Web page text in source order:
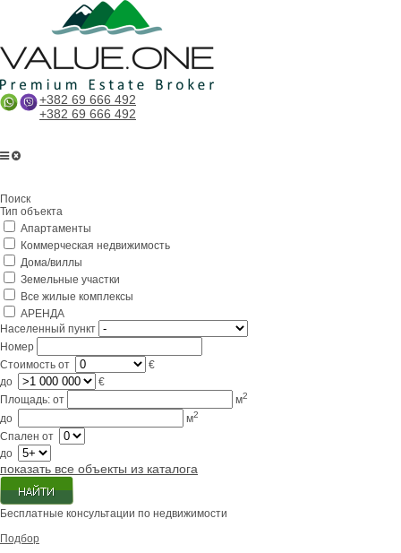
+382 69 666 492
+382 69 666 492
Lifestyle
Контакты
Поиск
Тип объекта
Апартаменты
Коммерческая недвижимость
Дома/виллы
Земельные участки
Все жилые комплексы
АРЕНДА
Населенный пункт
Номер
Стоимость от
€
до
€
Площадь: от м2
до м2
Спален от
до
показать все объекты из каталога
Бесплатные консультации по недвижимости
Подбор